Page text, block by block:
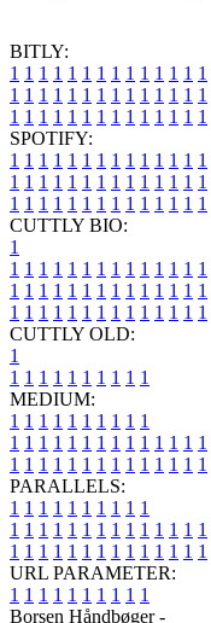
BITLY:
1 1 1 1 1 1 1 1 1 1 1 1 1 1
1 1 1 1 1 1 1 1 1 1 1 1 1 1
1 1 1 1 1 1 1 1 1 1 1 1 1 1
SPOTIFY:
1 1 1 1 1 1 1 1 1 1 1 1 1 1
1 1 1 1 1 1 1 1 1 1 1 1 1 1
1 1 1 1 1 1 1 1 1 1 1 1 1 1
CUTTLY BIO:
1
1 1 1 1 1 1 1 1 1 1 1 1 1 1
1 1 1 1 1 1 1 1 1 1 1 1 1 1
1 1 1 1 1 1 1 1 1 1 1 1 1 1
CUTTLY OLD:
1
1 1 1 1 1 1 1 1 1 1
MEDIUM:
1 1 1 1 1 1 1 1 1 1
1 1 1 1 1 1 1 1 1 1 1 1 1 1
1 1 1 1 1 1 1 1 1 1 1 1 1 1
PARALLELS:
1 1 1 1 1 1 1 1 1 1
1 1 1 1 1 1 1 1 1 1 1 1 1 1
1 1 1 1 1 1 1 1 1 1 1 1 1 1
URL PARAMETER:
1 1 1 1 1 1 1 1 1 1
Borsen Håndbøger -